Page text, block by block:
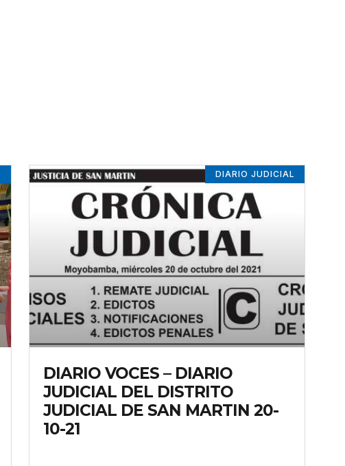
DIARIO JUDICIAL
DIARIO VOCES – DIARIO
JUDICIAL DEL DISTRITO
JUDICIAL DE SAN MARTIN 20-
10-21